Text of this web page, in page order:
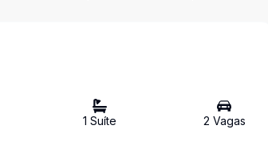
1 Suíte 2 Vagas